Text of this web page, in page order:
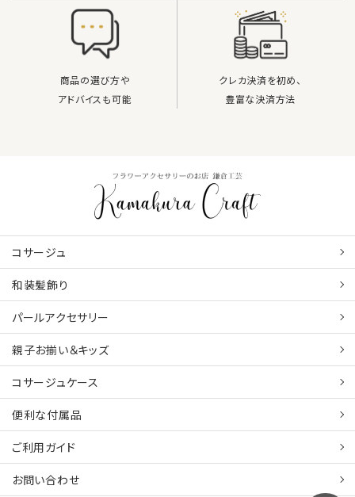
商品の選び方や
アドバイスも可能
クレカ決済を初め、
豊富な決済方法
コサージュ
和装髪飾り
パールアクセサリー
親子お揃い＆キッズ
コサージュケース
便利な付属品
ご利用ガイド
お問い合わせ